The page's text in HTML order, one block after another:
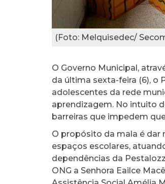
(Foto: Melquisedec/
O Governo Municipal,
da última sexta-feira (6), o
adolescentes da rede
aprendizagem. No intuito
barreiras que impedem
O propósito da mala é dar
espaços escolares,
dependências da
ONG a Senhora Eailce